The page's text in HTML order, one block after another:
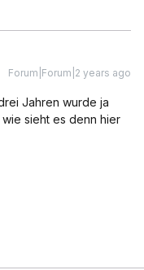
Forum|Forum|2 years ago
Jahren wurde ja
sieht es denn hier